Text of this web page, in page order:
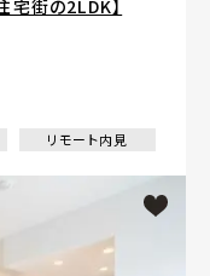
宅街の2LDK】
リモート内見